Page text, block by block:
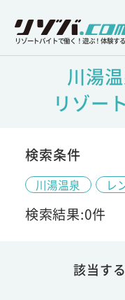
リゾートバイトで働く！遊ぶ！体験す
川湯
リゾー
検索条件
川湯温泉 レ
検索結果:0件
該当す